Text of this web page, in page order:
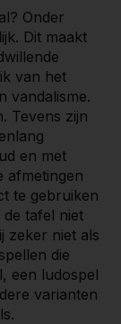
Onder
Dit maakt
van het
vandalisme.
Tevens zijn
en met
afmetingen
te gebruiken
tafel niet
zeker niet als
die
een ludospel
varianten